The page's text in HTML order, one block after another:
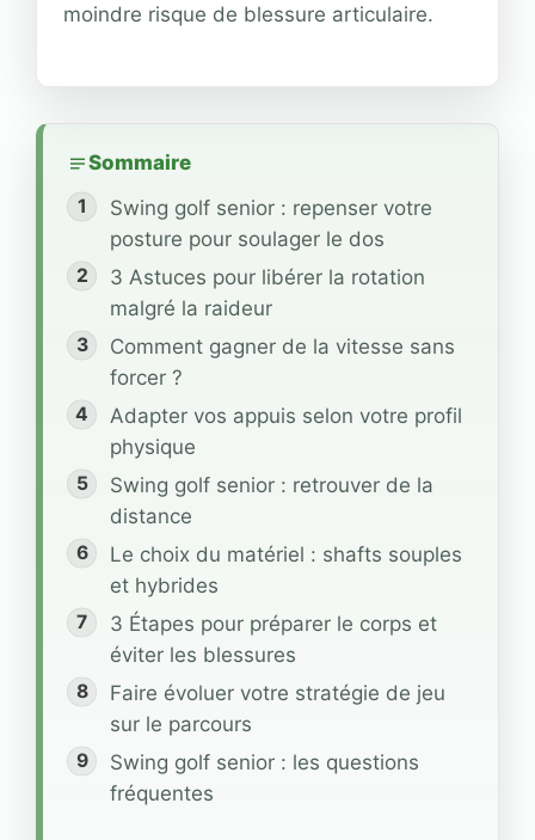
moindre risque de blessure articulaire.
Sommaire
Swing golf senior : repenser votre
posture pour soulager le dos
3 Astuces pour libérer la rotation
malgré la raideur
Comment gagner de la vitesse sans
forcer ?
Adapter vos appuis selon votre profil
physique
Swing golf senior : retrouver de la
distance
Le choix du matériel : shafts souples
et hybrides
3 Étapes pour préparer le corps et
éviter les blessures
Faire évoluer votre stratégie de jeu
sur le parcours
Swing golf senior : les questions
fréquentes